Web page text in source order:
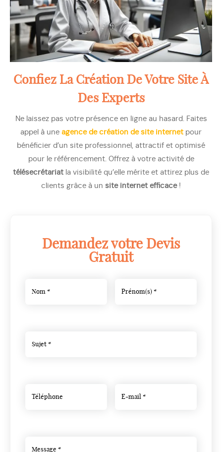
Confiez La Création De Votre Site À
Des Experts
Ne laissez pas votre présence en ligne au hasard. Faites
appel à une agence de création de site internet pour
bénéficier d’un site professionnel, attractif et optimisé
pour le référencement. Offrez à votre activité de
télésecrétariat la visibilité qu’elle mérite et attirez plus de
clients grâce à un site internet efficace!
Demandez votre Devis
Gratuit